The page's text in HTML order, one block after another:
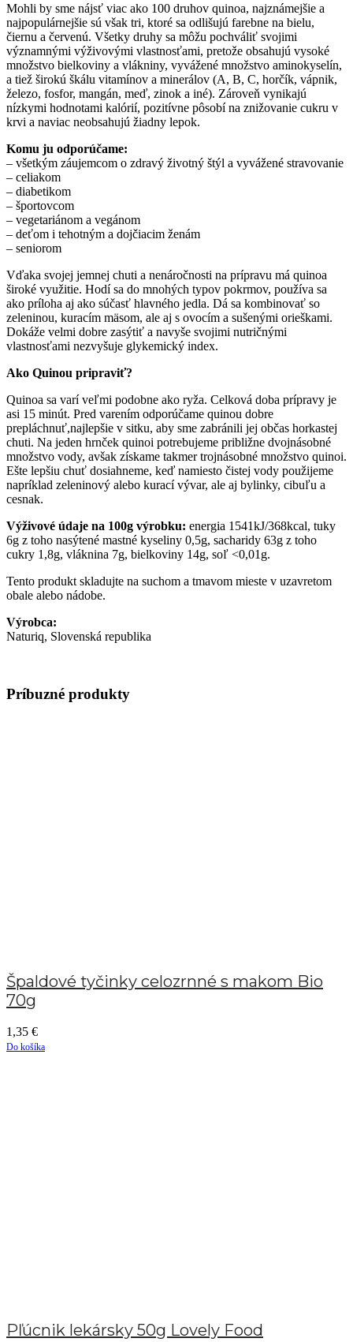
Mohli by sme nájsť viac ako 100 druhov quinoa, najznámejšie a
najpopulárnejšie sú však tri, ktoré sa odlišujú farebne na bielu,
čiernu a červenú. Všetky druhy sa môžu pochváliť svojimi
významnými výživovými vlastnosťami, pretože obsahujú vysoké
množstvo bielkoviny a vlákniny, vyvážené množstvo aminokyselín,
a tiež širokú škálu vitamínov a minerálov (A, B, C, horčík, vápnik,
železo, fosfor, mangán, meď, zinok a iné). Zároveň vynikajú
nízkymi hodnotami kalórií, pozitívne pôsobí na znižovanie cukru v
krvi a naviac neobsahujú žiadny lepok.
Komu ju odporúčame:
– všetkým záujemcom o zdravý životný štýl a vyvážené stravovanie
– celiakom
– diabetikom
– športovcom
– vegetariánom a vegánom
– deťom i tehotným a dojčiacim ženám
– seniorom
Vďaka svojej jemnej chuti a nenáročnosti na prípravu má quinoa
široké využitie. Hodí sa do mnohých typov pokrmov, používa sa
ako príloha aj ako súčasť hlavného jedla. Dá sa kombinovať so
zeleninou, kuracím mäsom, ale aj s ovocím a sušenými orieškami.
Dokáže velmi dobre zasýtiť a navyše svojimi nutričnými
vlastnosťami nezvyšuje glykemický index.
Ako Quinou pripraviť?
Quinoa sa varí veľmi podobne ako ryža. Celková doba prípravy je
asi 15 minút. Pred varením odporúčame quinou dobre
prepláchnuť,najlepšie v sitku, aby sme zabránili jej občas horkastej
chuti. Na jeden hrnček quinoi potrebujeme približne dvojnásobné
množstvo vody, avšak získame takmer trojnásobné množstvo quinoi.
Ešte lepšiu chuť dosiahneme, keď namiesto čistej vody použijeme
napríklad zeleninový alebo kurací vývar, ale aj bylinky, cibuľu a
cesnak.
Výživové údaje na 100g výrobku: energia 1541kJ/368kcal, tuky
6g z toho nasýtené mastné kyseliny 0,5g, sacharidy 63g z toho
cukry 1,8g, vláknina 7g, bielkoviny 14g, soľ <0,01g.
Tento produkt skladujte na suchom a tmavom mieste v uzavretom
obale alebo nádobe.
Výrobca:
Naturiq, Slovenská republika
Príbuzné produkty
Špaldové tyčinky celozrnné s makom Bio
70g
1,35 €
Do košíka
Pľúcnik lekársky 50g Lovely Food